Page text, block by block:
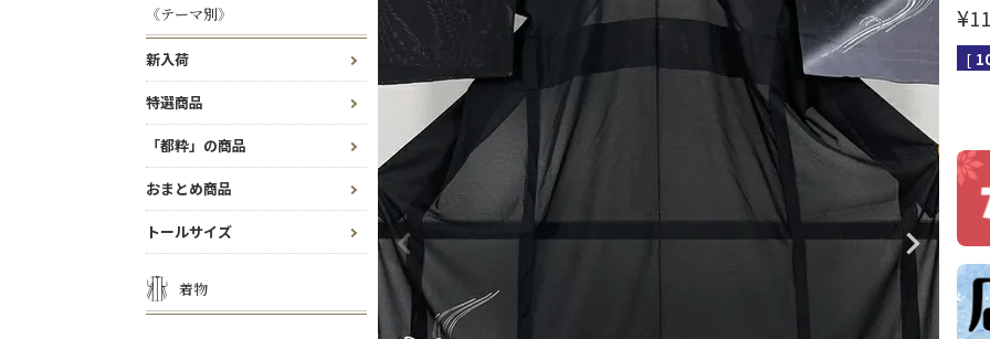
《テーマ別》
新入荷
特選商品
「都粋」の商品
おまとめ商品
トールサイズ
着物
¥
[